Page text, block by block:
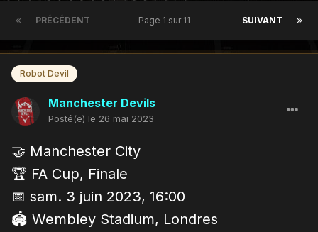
PRÉCÉDENT SUIVANT
Page 1 sur 11
Robot Devil
Manchester Devils
Posté(e) le 26 mai 2023
🤝 Manchester City
🏆 FA Cup, Finale
📅 sam. 3 juin 2023, 16:00
🏟 Wembley Stadium, Londres